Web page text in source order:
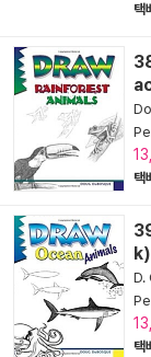
택
택
k)
D.
택